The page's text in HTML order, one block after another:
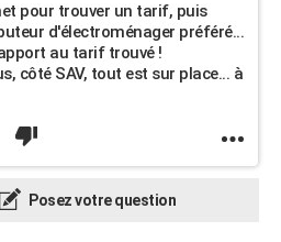
pour trouver un tarif, puis
d'électroménager préféré...
au tarif trouvé !
côté SAV, tout est sur place... à
Posez votre question